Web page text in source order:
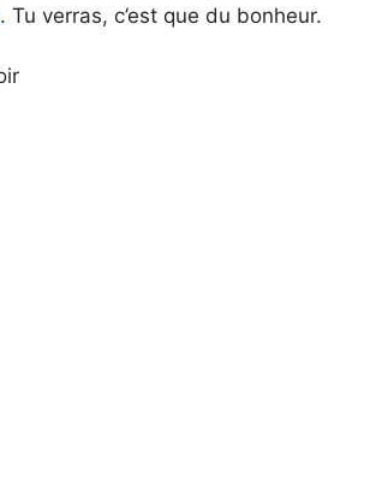
. Tu verras, c’est que du bonheur.